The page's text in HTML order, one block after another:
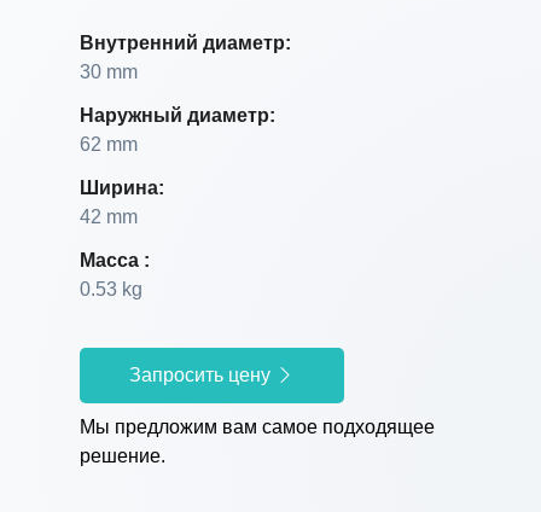
Внутренний диаметр:
30 mm
Наружный диаметр:
62 mm
Ширина:
42 mm
Масса :
0.53 kg
Запросить цену
Мы предложим вам самое подходящее
решение.